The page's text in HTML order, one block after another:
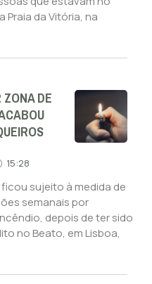
Praia da Vitória, na
DE
15:28
sujeito à medida de
semanais por
depois de ter sido
no Beato, em Lisboa,